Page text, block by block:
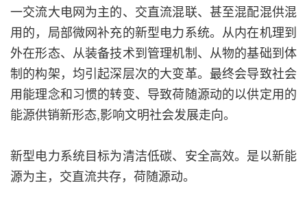
一交流大电网为主的、交直流混联、甚至混配混供混
用的，局部微网补充的新型电力系统。从内在机理到
外在形态、从装备技术到管理机制、从物的基础到体
制的构架，均引起深层次的大变革。最终会导致社会
用能理念和习惯的转变、导致荷随源动的以供定用的
能源供销新形态,影响文明社会发展走向。
新型电力系统目标为清洁低碳、安全高效。是以新能
源为主，交直流共存，荷随源动。